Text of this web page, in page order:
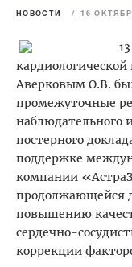
НОВОСТИ / 16
Аверковым О.В.
промежуточные
наблюдательного
постерного
поддержке
компании
продолжающейся
повышению
сердечно-
коррекции